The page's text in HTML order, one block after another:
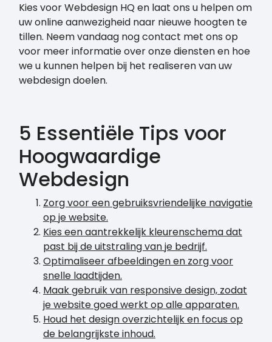
Kies voor Webdesign HQ en laat ons u helpen om
uw online aanwezigheid naar nieuwe hoogten te
tillen. Neem vandaag nog contact met ons op
voor meer informatie over onze diensten en hoe
we u kunnen helpen bij het realiseren van uw
webdesign doelen.
5 Essentiële Tips voor
Hoogwaardige
Webdesign
Zorg voor een gebruiksvriendelijke navigatie
op je website.
Kies een aantrekkelijk kleurenschema dat
past bij de uitstraling van je bedrijf.
Optimaliseer afbeeldingen en zorg voor
snelle laadtijden.
Maak gebruik van responsive design, zodat
je website goed werkt op alle apparaten.
Houd het design overzichtelijk en focus op
de belangrijkste inhoud.